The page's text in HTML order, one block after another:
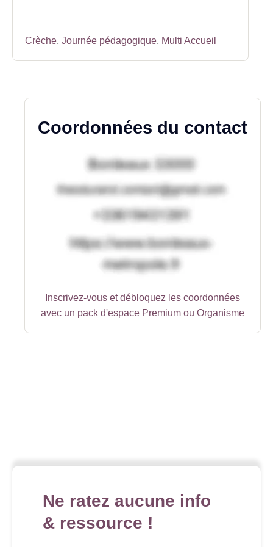
Crèche, Journée pédagogique, Multi Accueil
Coordonnées du contact
Inscrivez-vous et débloquez les coordonnées
avec un pack d'espace Premium ou Organisme
Ne ratez aucune info
& ressource !